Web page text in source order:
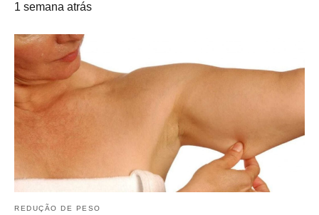
1 semana atrás
REDUÇÃO DE PESO